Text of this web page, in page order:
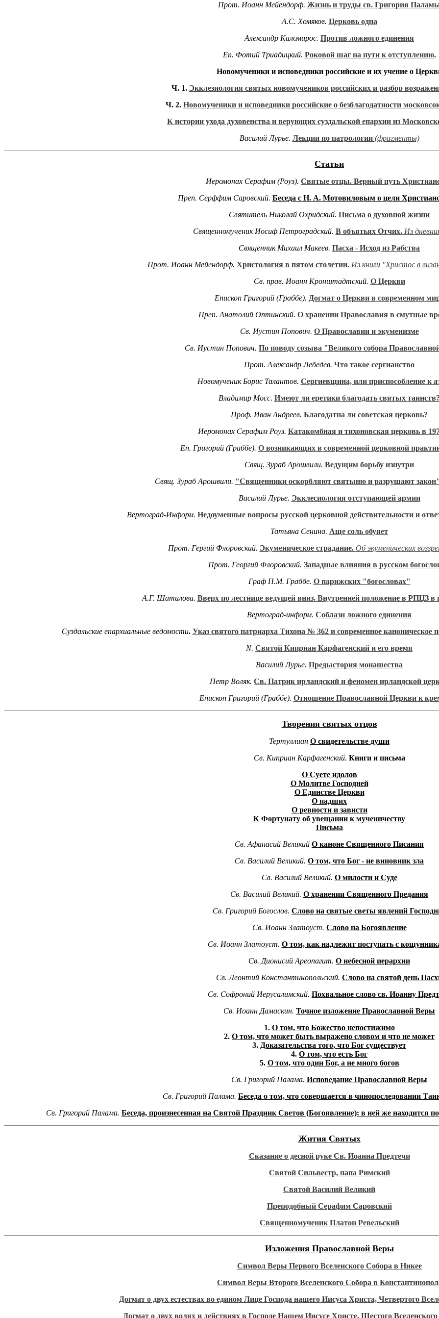
Прот. Иоанн Мейендорф. Жизнь и труды св. Григория
А.С. Хомяков. Церковь одна
Александр Каломирос. Против ложного единения
Еп. Фотий Триадицкий. Роковой шаг на пути к отступлению.
Новомученики и исповедники российские и их учение о
Ч. 1. Экклезиология святых новомучеников российских и разбор
Ч. 2. Новомученики и исповедники российские о безблагодатности
К истории ухода духовенства и верующих суздальской епархии из
Василий Лурье. Лекции по патрологии (фрагменты)
Статьи
Иеромонах Серафим (Роуз). Святые отцы. Верный путь
Преп. Серффим Саровский. Беседа с Н. А. Мотовиловым о цели
Святитель Николай Охридский. Письма о духовной жизни
Священномученик Иосиф Петроградский. В объятьях Отчих. Из
Священник Михаил Макеев. Пасха - Исход из Рабства
Прот. Иоанн Мейендорф. Христология в пятом столетии. Из книги "Христос в
Св. прав. Иоанн Кронштадтский. О Церкви
Епископ Григорий (Граббе). Догмат о Церкви в современном
Преп. Анатолий Оптинский. О хранении Православия в смутные
Св. Иустин Попович. О Православии и экуменизме
Св. Иустин Попович. По поводу созыва "Великого собора
Прот. Александр Лебедев. Что такое сергианство
Новомученик Борис Талантов. Сергиевщина, или приспособление к
Владимир Мосс. Имеют ли еретики благодать святых таинств?
Проф. Иван Андреев. Благодатна ли советская церковь?
Иеромонах Серафим Роуз. Катакомбная и тихоновская церковь в
Еп. Григорий (Граббе). О возникающих в современной церковной
Свящ. Зураб Арошвили. Ведущим борьбу изнутри
Свящ. Зураб Арошвили. "Священники оскорбляют святыню и разрушают закон"
Василий Лурье. Экклесиология отступающей армии
Вертоград-Информ. Недоуменные вопросы русской церковной действительности и
Татьяна Сенина. Аще соль обуяет
Прот. Гергий Флоровский. Экуменическое страдание. Об экуменических
Прот. Георгий Флоровский. Западные влияния в русском
Граф П.М. Граббе. О парижских "богословах"
А.Г. Шатилова. Вверх по лестнице ведущей вниз. Внутренней положение в РПЦЗ в
Вертоград-информ. Соблазн ложного единения
Суздальские епархиальные ведомости. Указ святого патриарха Тихона № 362 и современное
N. Святой Киприан Карфагенский и его время
Василий Лурье. Предыстория монашества
Петр Воляк. Св. Патрик ирландский и феномен ирландской
Епископ Григорий (Граббе). Отношение Православной Церкви к
Творения святых отцов
Тертуллиан О свидетельстве души
Св. Киприан Карфагенский. Книги и письма
О Суете идолов
О Молитве Господней
О Единстве Церкви
О падших
О ревности и зависти
К Фортунату об увещании к мученичеству
Письма
Св. Афанасий Великий О каноне Священного Писания
Св. Василий Великий. О том, что Бог - не виновник зла
Св. Василий Великий. О милости и Суде
Св. Василий Великий. О хранении Священного Предания
Св. Григорий Богослов. Слово на святые светы явлений
Св. Иоанн Златоуст. Слово на Богоявление
Св. Иоанн Златоуст. О том, как надлежит поступать с
Св. Дионисий Ареопагит. О небесной иерархии
Св. Леонтий Константинопольский. Слово на святой день
Св. Софроний Иерусалимский. Похвальное слово св. Иоанну
Св. Иоанн Дамаскин. Точное изложение Православной Веры
1. О том, что Божество непостижимо
2. О том, что может быть выражено словом и что не может
3. Доказательства того, что Бог существует
4. О том, что есть Бог
5. О том, что один Бог, а не много богов
Св. Григорий Палама. Исповедание Православной Веры
Св. Григорий Палама. Беседа о том, что совершается в чинопоследовании
Св. Григорий Палама. Беседа, произнесенная на Святой Праздник Светов (Богоявление): в ней же находится
Жития Святых
Сказание о десной руке Св. Иоанна Предтечи
Святой Сильвестр, папа Римский
Святой Василий Великий
Преподобный Серафим Саровский
Священномученик Платон Ревельский
Изложения Православной Веры
Символ Веры Первого Вселенского Собора в Никее
Символ Веры Второго Вселенского Собора в
Догмат о двух естествах во едином Лице Господа нашего Иисуса Христа, Четвертого
Догмат о двух волях и действиях в Господе Нашем Иисусе Христе, Шестого